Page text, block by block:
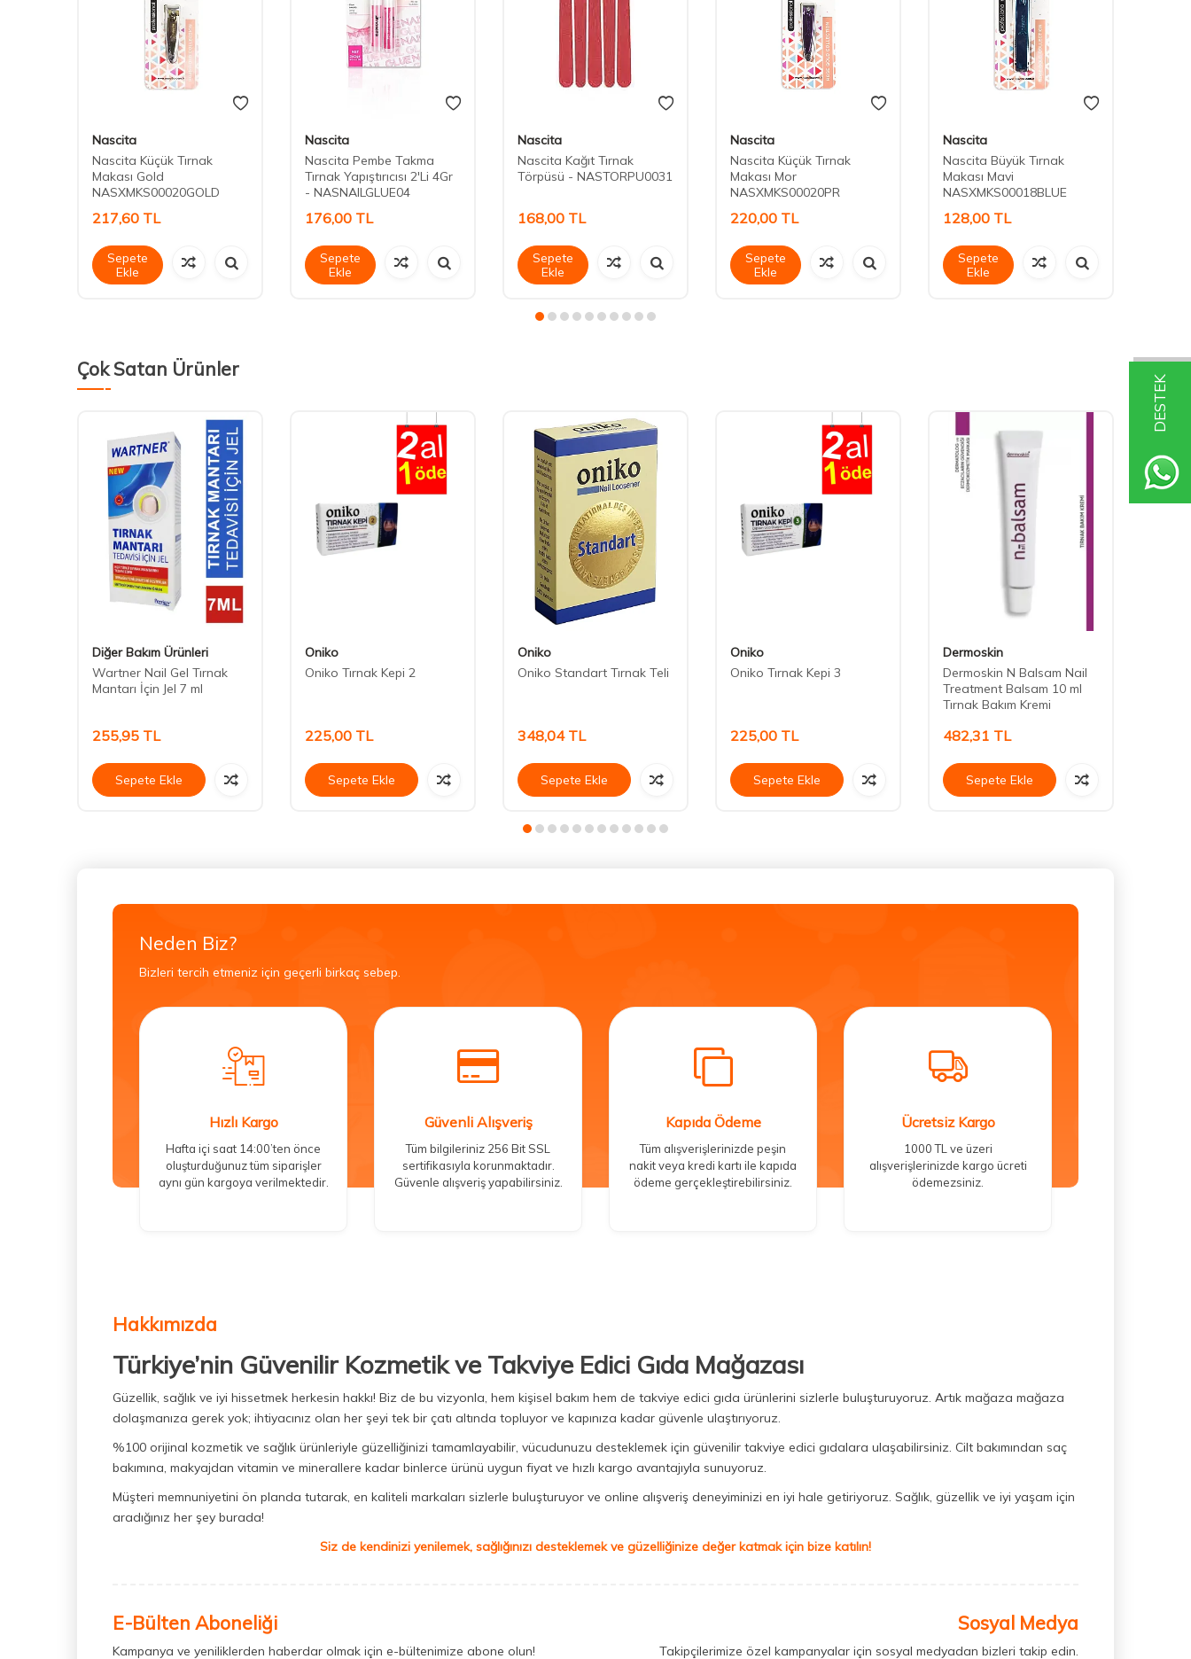
DESTEK
Nascita
Nascita Küçük Tırnak
Makası Gold
NASXMKS00020GOLD
217,60 TL
Sepete
Ekle
Nascita
Nascita Pembe Takma
Tırnak Yapıştırıcısı 2'Li 4Gr
- NASNAILGLUE04
176,00 TL
Sepete
Ekle
Nascita
Nascita Kağıt Tırnak
Törpüsü - NASTORPU0031
168,00 TL
Sepete
Ekle
Nascita
Nascita Küçük Tırnak
Makası Mor
NASXMKS00020PR
220,00 TL
Sepete
Ekle
Nascita
Nascita Büyük Tırnak
Makası Mavi
NASXMKS00018BLUE
128,00 TL
Sepete
Ekle
Çok Satan Ürünler
Diğer Bakım Ürünleri
Wartner Nail Gel Tırnak
Mantarı İçin Jel 7 ml
255,95 TL
Sepete Ekle
Oniko
Oniko Tırnak Kepi 2
225,00 TL
Sepete Ekle
Oniko
Oniko Standart Tırnak Teli
348,04TL
Sepete Ekle
Oniko
Oniko Tırnak Kepi 3
225,00 TL
Sepete Ekle
Dermoskin
Dermoskin N Balsam Nail
Treatment Balsam 10 ml
Tırnak Bakım Kremi
482,31 TL
Sepete Ekle
Neden Biz?
Bizleri tercih etmeniz için geçerli birkaç sebep.
Hızlı Kargo
Hafta içi saat 14:00’ten önce
oluşturduğunuz tüm siparişler
aynı gün kargoya verilmektedir.
Güvenli Alışveriş
Tüm bilgileriniz 256 Bit SSL
sertifikasıyla korunmaktadır.
Güvenle alışveriş yapabilirsiniz.
Kapıda Ödeme
Tüm alışverişlerinizde peşin
nakit veya kredi kartı ile kapıda
ödeme gerçekleştirebilirsiniz.
Ücretsiz Kargo
1000 TL ve üzeri
alışverişlerinizde kargo ücreti
ödemezsiniz.
Hakkımızda
Türkiye’nin Güvenilir Kozmetik ve Takviye Edici Gıda Mağazası
Güzellik, sağlık ve iyi hissetmek herkesin hakkı! Biz de bu vizyonla, hem kişisel bakım hem de takviye edici gıda ürünlerini sizlerle buluşturuyoruz. Artık mağaza mağaza
dolaşmanıza gerek yok; ihtiyacınız olan her şeyi tek bir çatı altında topluyor ve kapınıza kadar güvenle ulaştırıyoruz.
%100 orijinal kozmetik ve sağlık ürünleriyle güzelliğinizi tamamlayabilir, vücudunuzu desteklemek için güvenilir takviye edici gıdalara ulaşabilirsiniz. Cilt bakımından saç
bakımına, makyajdan vitamin ve minerallere kadar binlerce ürünü uygun fiyat ve hızlı kargo avantajıyla sunuyoruz.
Müşteri memnuniyetini ön planda tutarak, en kaliteli markaları sizlerle buluşturuyor ve online alışveriş deneyiminizi en iyi hale getiriyoruz. Sağlık, güzellik ve iyi yaşam için
aradığınız her şey burada!
Siz de kendinizi yenilemek, sağlığınızı desteklemek ve güzelliğinize değer katmak için bize katılın!
E-Bülten Aboneliği
Kampanya ve yeniliklerden haberdar olmak için e-bültenimize abone olun!
Sosyal Medya
Takipçilerimize özel kampanyalar için sosyal medyadan bizleri takip edin.